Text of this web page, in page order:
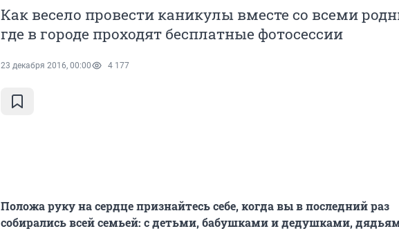
Как весело провести каникулы вместе со всеми
где в городе проходят бесплатные фотосессии
23 декабря 2016, 00:00 4 177
​Положа руку на сердце признайтесь себе, когда вы в последний раз
собирались всей семьей: с детьми, бабушками и дедушками,